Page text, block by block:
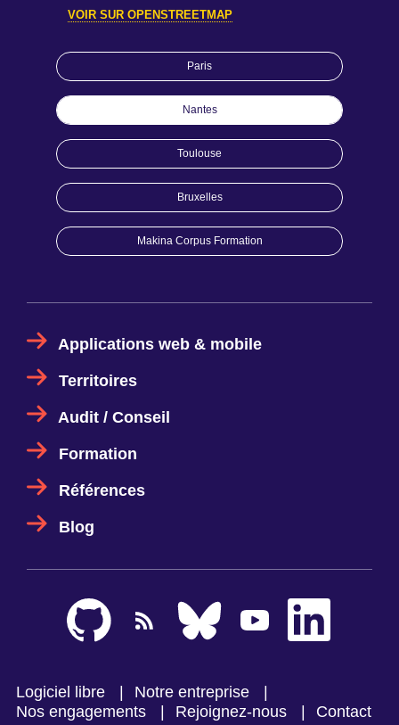
Applications web & mobile
Territoires
Audit / Conseil
Formation
Références
Blog
Paris
Nantes
Toulouse
Bruxelles
Makina Corpus Formation
VOIR SUR OPENSTREETMAP
Logiciel libre
Notre entreprise
Nos engagements
Rejoignez-nous Contact